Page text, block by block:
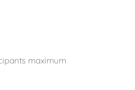
maximum